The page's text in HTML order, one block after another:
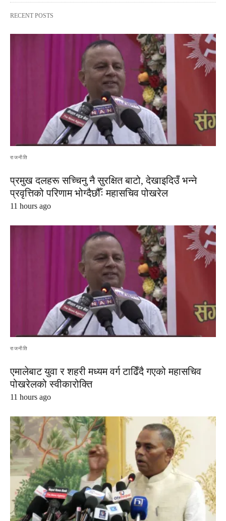
RECENT POSTS
राजनीति
प्रमुख दलहरू सच्चिनु नै सुरक्षित बाटो, देखाइदिउँ भन्ने
प्रवृत्तिको परिणाम भोग्दैछौँः महासचिव पोखरेल
11 hours ago
राजनीति
एमालेबाट युवा र शहरी मध्यम वर्ग टाढिँदै गएको महासचिव
पोखरेलको स्वीकारोक्ति
11 hours ago